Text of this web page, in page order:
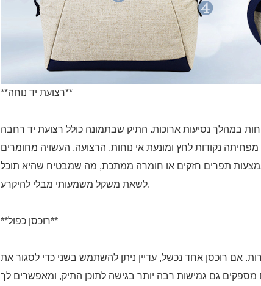
**רצועת יד נוחה**
במהלך נסיעות ארוכות. התיק שבתמונה כולל רצועת יד רחבה
נקודות לחץ ומונעת אי נוחות. הרצועה, העשויה מחומרים
תפרים חזקים או חומרה ממתכת, מה שמבטיח שהיא תוכל
לשאת משקל משמעותי מבלי להיקרע.
**רוכסן כפול**
אם רוכסן אחד נכשל, עדיין ניתן להשתמש בשני כדי לסגור את
מספקים גם גמישות רבה יותר בגישה לתוכן התיק, ומאפשרים לך